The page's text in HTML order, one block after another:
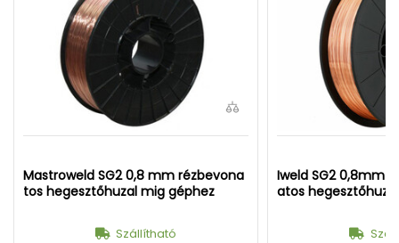
Mastroweld SG2 0,8 mm rézbevona
tos hegesztőhuzal mig géphez
Szállítható
Iweld SG2 0,8mm
atos